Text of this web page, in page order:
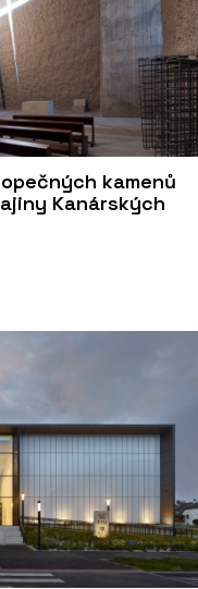
kamenů
Kanárských